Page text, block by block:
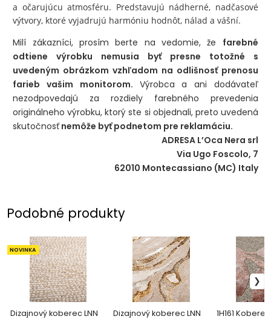
a očarujúcu atmosféru. Predstavujú nádherné, nadčasové
výtvory, ktoré vyjadrujú harmóniu hodnôt, nálad a vášní.
Milí zákazníci, prosím berte na vedomie, že farebné
odtiene výrobku nemusia byť presne totožné s
uvedeným obrázkom vzhľadom na odlišnosť prenosu
farieb vašim monitorom. Výrobca a ani dodávateľ
nezodpovedajú za rozdiely farebného prevedenia
originálneho výrobku, ktorý ste si objednali, preto uvedená
skutočnosť nemôže byť podnetom pre reklamáciu.
ADRESA L’Oca Nera srl
Via Ugo Foscolo, 7
62010 Montecassiano (MC) Italy
Podobné produkty
Dizajnový koberec LNN
NOVINKA
Dizajnový koberec LNN
1H161 Koberec